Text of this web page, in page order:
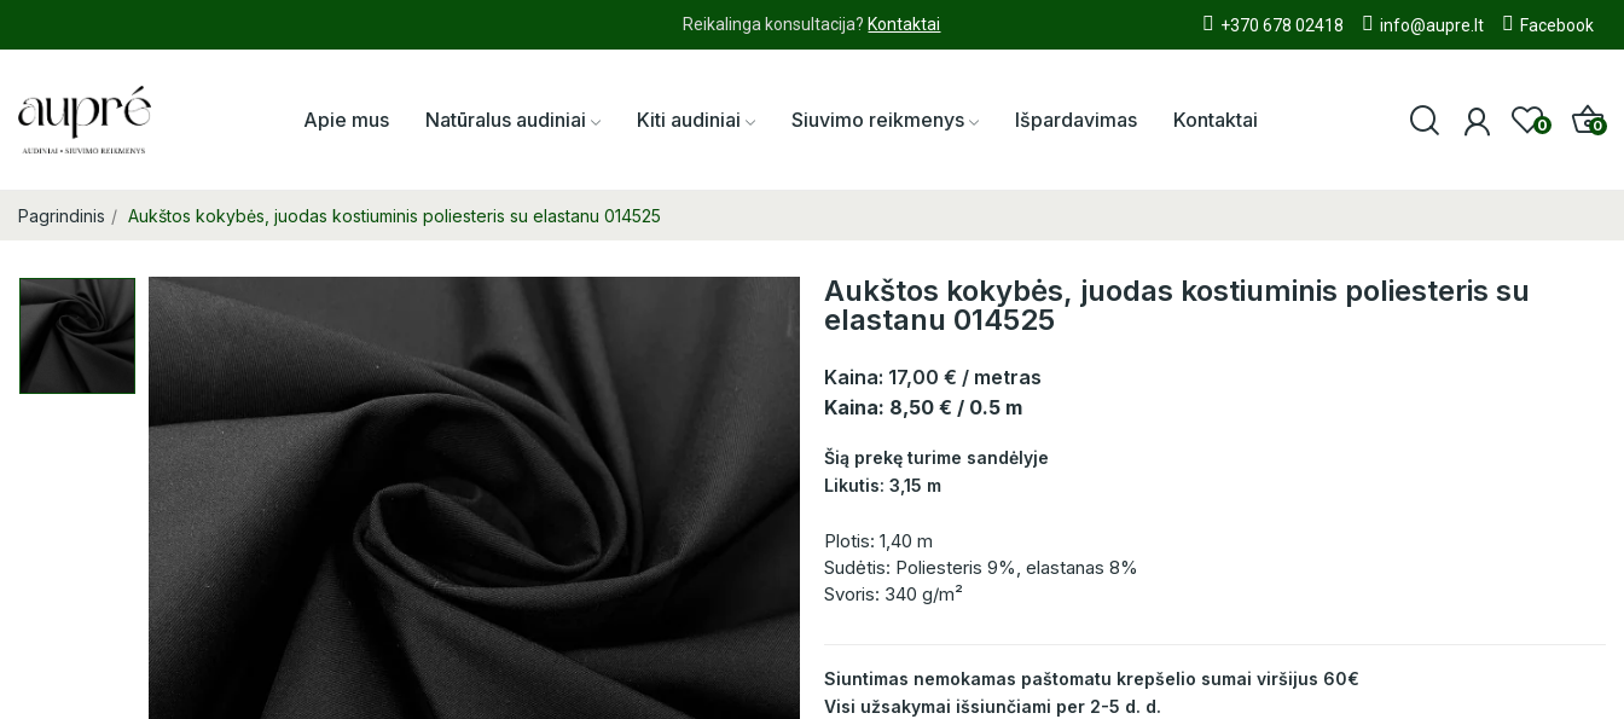
Reikalinga konsultacija? Kontaktai +370 678 02418 info@aupre.lt Facebook
Apie mus Natūralus audiniai Kiti audiniai Siuvimo reikmenys Išpardavimas Kontaktai 0 0
Pagrindinis Aukštos kokybės, juodas kostiuminis poliesteris su elastanu 014525
Aukštos kokybės, juodas kostiuminis poliesteris su
elastanu 014525
Kaina: 17,00 € / metras
Kaina: 8,50 € / 0.5 m
Šią prekę turime sandėlyje
Likutis: 3,15 m
Plotis: 1,40 m
Sudėtis: Poliesteris 9%, elastanas 8%
Svoris: 340 g/m²
Siuntimas nemokamas paštomatu krepšelio sumai viršijus 60€
Visi užsakymai išsiunčiami per 2-5 d. d.